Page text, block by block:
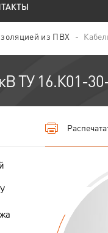
из ПВХ
ТУ 16.К01-